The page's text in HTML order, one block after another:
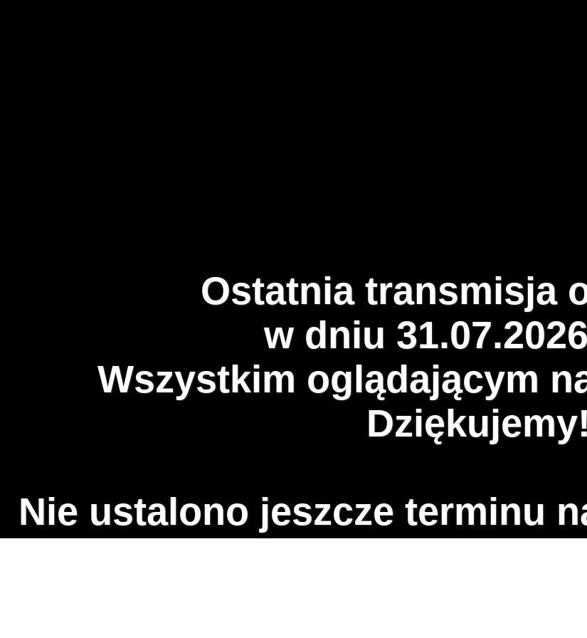
Ostatnia transmisja
w dniu
Wszystkim oglądającym
Dziękujemy!
Nie ustalono jeszcze terminu